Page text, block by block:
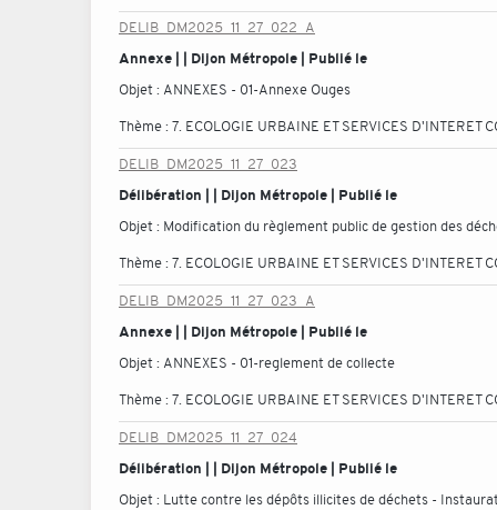
DELIB_DM2025_11_27_022_A
Annexe | | Dijon Métropole | Publié le
Objet : ANNEXES - 01-Annexe Ouges
Thème :7. ECOLOGIE URBAINE ET SERVICES D'INTERET
DELIB_DM2025_11_27_023
Délibération | | Dijon Métropole | Publié le
Objet : Modification du règlement public de gestion des
Thème :7. ECOLOGIE URBAINE ET SERVICES D'INTERET
DELIB_DM2025_11_27_023_A
Annexe | | Dijon Métropole | Publié le
Objet : ANNEXES - 01-reglement de collecte
Thème :7. ECOLOGIE URBAINE ET SERVICES D'INTERET
DELIB_DM2025_11_27_024
Délibération | | Dijon Métropole | Publié le
Objet : Lutte contre les dépôts illicites de déchets -